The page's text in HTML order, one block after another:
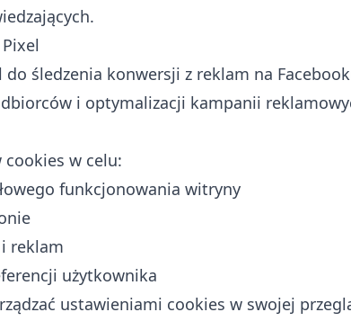
do śledzenia konwersji z reklam na
i optymalizacji kampanii
cookies w celu:
funkcjonowania witryny
reklam
użytkownika
ustawieniami cookies w swojej